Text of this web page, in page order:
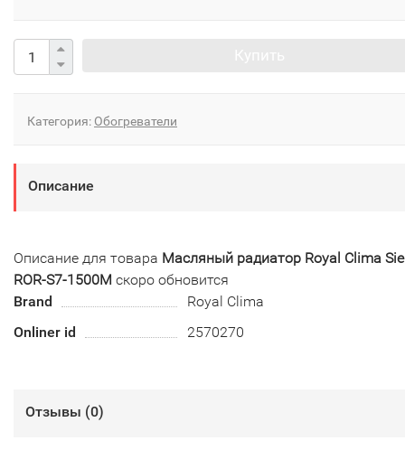
Категория: Обогреватели
Описание
Описание для товара Масляный радиатор Royal Clima
ROR-S7-1500M скоро обновится
Brand
Royal Clima
Onliner id
2570270
Отзывы (0)